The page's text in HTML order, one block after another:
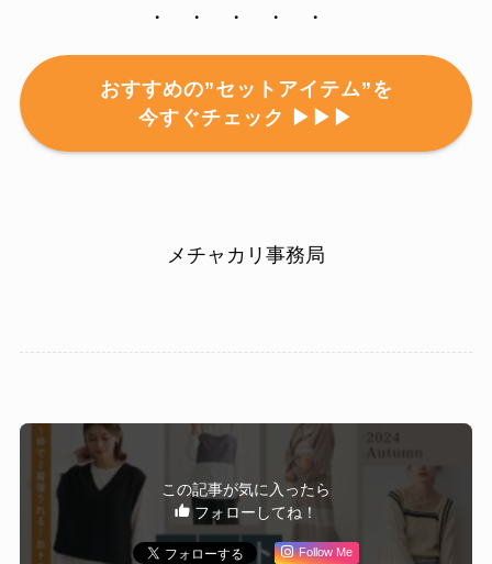
・ ・ ・ ・ ・
おすすめの”セットアイテム”を
今すぐチェック ▶▶▶
メチャカリ事務局
この記事が気に入ったら
フォローしてね！
Follow Me